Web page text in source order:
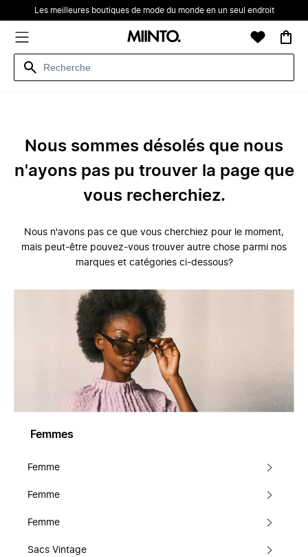
Les meilleures boutiques de mode du monde en un seul endroit
Nous sommes désolés que nous
n'ayons pas pu trouver la page que
vous recherchiez.
Nous n'avons pas ce que vous cherchiez pour le moment,
mais peut-être pouvez-vous trouver autre chose parmi nos
marques et catégories ci-dessous?
Femmes
Femme
Femme
Femme
Sacs Vintage